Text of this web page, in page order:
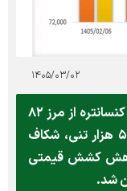
۱۴۰۵/۰۳/۰۲
در اردیبهشت ۱۴۰۵، با عبور قیمت پایه کنسانتره از مرز ۸۲
هزار تومان و ثبت تقاضایی بیش از ۵۱۰ هزار تنی، شکاف
کشش قیمتی
شد.